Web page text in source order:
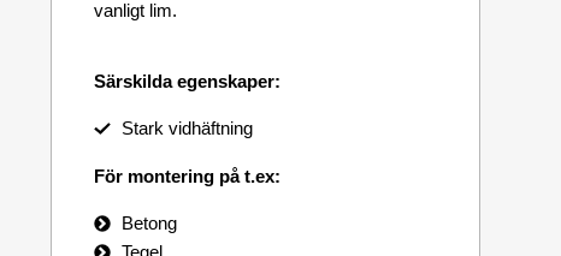
vanligt lim.
Särskilda egenskaper:
Stark vidhäftning
För montering på t.ex:
Betong